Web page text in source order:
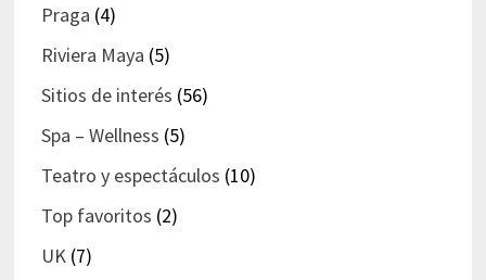
Praga (4)
Riviera Maya (5)
Sitios de interés (56)
Spa – Wellness (5)
Teatro y espectáculos (10)
Top favoritos (2)
UK(7)